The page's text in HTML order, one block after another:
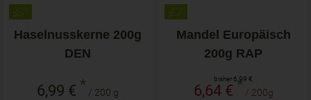
Haselnusskerne 200g
DEN
6,99 € * / 200 g
Mandel Europäisch
200g RAP
bisher 6,99 €
6,64 €* / 200g